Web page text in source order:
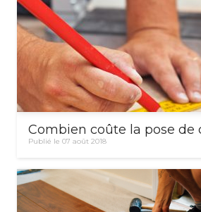
Combien coûte la pose de
Publié le 07 août 2018